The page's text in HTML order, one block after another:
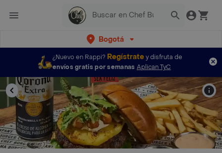
Bogotá
¿Nuevo en Rappi? Regístratey disfruta de
envíos gratis por semanas Aplican TyC